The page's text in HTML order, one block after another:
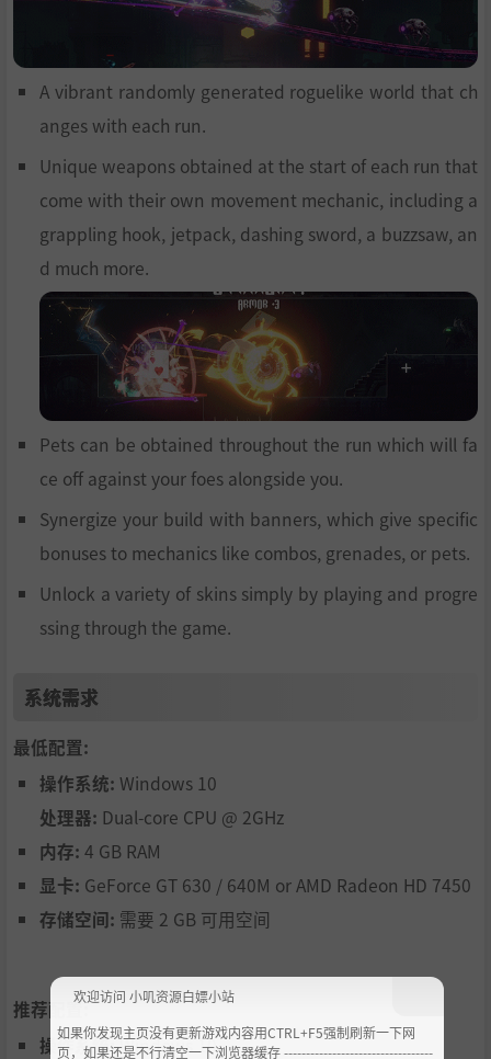
A vibrant randomly generated roguelike world that ch
anges with each run.
Unique weapons obtained at the start of each run that
come with their own movement mechanic, including a
grappling hook, jetpack, dashing sword, a buzzsaw, an
d much more.
Pets can be obtained throughout the run which will fa
ce off against your foes alongside you.
Synergize your build with banners, which give specific
bonuses to mechanics like combos, grenades, or pets.
Unlock a variety of skins simply by playing and progre
ssing through the game.
系统需求
最低配置:
操作系统: Windows 10
处理器: Dual-core CPU @ 2GHz
内存: 4 GB RAM
显卡: GeForce GT 630 / 640M or AMD Radeon HD 7450
存储空间: 需要 2 GB 可用空间
推荐配置:
操作系统:Windows 10
欢迎访问 小叽资源白嫖小站
如果你发现主页没有更新游戏内容用CTRL+F5强制刷新一下网
页，如果还是不行清空一下浏览器缓存 ----------------------------------